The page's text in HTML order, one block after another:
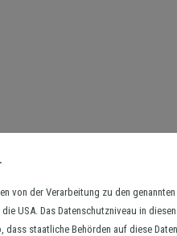
von der Verarbeitung zu den
USA. Das Datenschutzniveau in
dass staatliche Behörden auf diese